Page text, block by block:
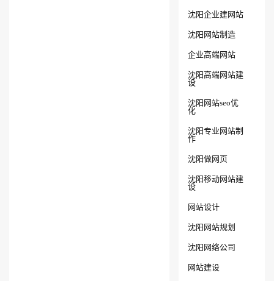
沈阳企业建网站
沈阳网站制造
企业高端网站
沈阳高端网站建
设
沈阳网站seo优
化
沈阳专业网站制
作
沈阳做网页
沈阳移动网站建
设
网站设计
沈阳网站规划
沈阳网络公司
网站建设